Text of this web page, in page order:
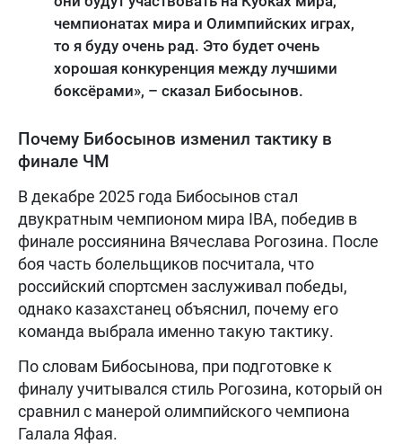
чемпионатах мира и Олимпийских играх,
то я буду очень рад. Это будет очень
хорошая конкуренция между лучшими
боксёрами», – сказал Бибосынов.
Почему Бибосынов изменил тактику в
финале ЧМ
В декабре 2025 года Бибосынов стал
двукратным чемпионом мира IBA, победив в
финале россиянина Вячеслава Рогозина. После
боя часть болельщиков посчитала, что
российский спортсмен заслуживал победы,
однако казахстанец объяснил, почему его
команда выбрала именно такую тактику.
По словам Бибосынова, при подготовке к
финалу учитывался стиль Рогозина, который он
сравнил с манерой олимпийского чемпиона
Галала Яфая.